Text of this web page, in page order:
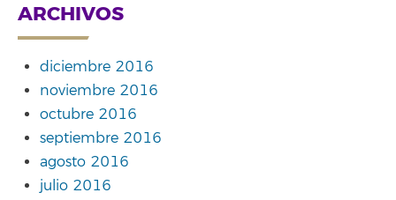
ARCHIVOS
diciembre 2016
noviembre 2016
octubre 2016
septiembre 2016
agosto 2016
julio 2016